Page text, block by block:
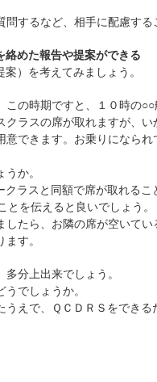
するなど、相手に配慮する
絡めた報告や提案ができる
）を考えてみましょう。
この時期ですと、１０時の
ラスの席が取れますが、い
できます。お乗りになられ
か。
ラスと同額で席が取れるこ
を伝えると良いでしょう
たら、お隣の席が空いてい
す。
分上出来でしょう。
でしょうか。
うえで、ＱＣＤＲＳをでき